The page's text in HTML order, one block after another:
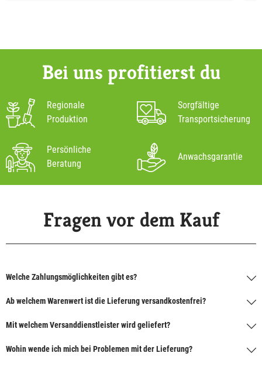
Bei uns profitierst du
Regionale
Produktion
Sorgfältige
Transportsicherung
Persönliche
Beratung
Anwachsgarantie
Fragen vor dem Kauf
Welche Zahlungsmöglichkeiten gibt es?
Ab welchem Warenwert ist die Lieferung versandkostenfrei?
Mit welchem Versanddienstleister wird geliefert?
Wohin wende ich mich bei Problemen mit der Lieferung?